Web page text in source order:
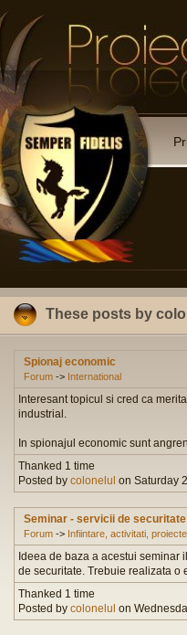
These posts by
Spionaj economic
Forum -> International
Interesant topicul si cred ca
industrial.
In spionajul economic sunt
Thanked 1 time
Posted by colonelul on Saturday
Seminar - servicii de
Forum -> Infiintare, activitati,
Ideea de baza a acestui
de securitate. Trebuie realizata o
Thanked 1 time
Posted by colonelul on